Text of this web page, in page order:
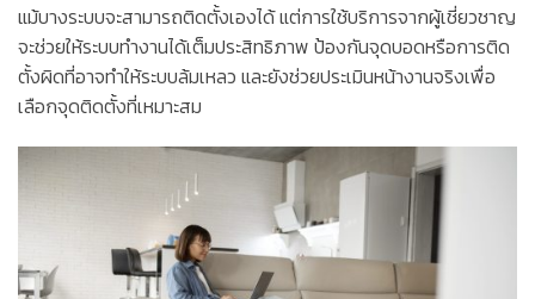
แม้บางระบบจะสามารถติดตั้งเองได้ แต่การใช้บริการจากผู้เชี่ยวชาญ
จะช่วยให้ระบบทำงานได้เต็มประสิทธิภาพ ป้องกันจุดบอดหรือการติด
ตั้งผิดที่อาจทำให้ระบบล้มเหลว และยังช่วยประเมินหน้างานจริงเพื่อ
เลือกจุดติดตั้งที่เหมาะสม